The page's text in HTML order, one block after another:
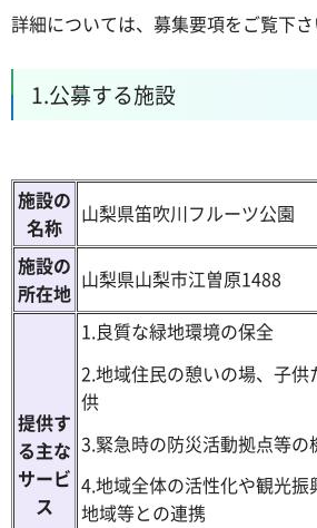
詳細については、募集要項をご覧下さ
1.公募する施設
施設の
名称
山梨県笛吹川フルーツ公園
施設の
所在地
山梨県山梨市江曽原1488
提供す
る主な
サービ
ス
1.良質な緑地環境の保全
2.地域住民の憩いの場、子供
供
3.緊急時の防災活動拠点等の
4.地域全体の活性化や観光振
地域等との連携